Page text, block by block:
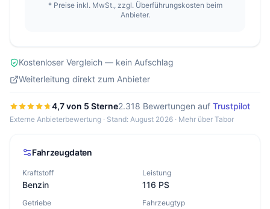
* Preise inkl. MwSt., zzgl. Überführungskosten beim
Anbieter.
Kostenloser Vergleich — kein Aufschlag
Weiterleitung direkt zum Anbieter
4,7 von 5 Sterne2.318 Bewertungen auf Trustpilot
Externe Anbieterbewertung · Stand: August 2026 · Mehr über Tabor
Fahrzeugdaten
Kraftstoff
Benzin
Leistung
116 PS
Getriebe Fahrzeugtyp